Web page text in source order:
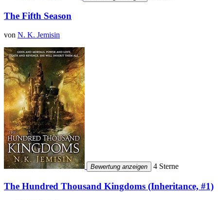
The Fifth Season
von N. K. Jemisin
Bewertung anzeigen 4 Sterne
The Hundred Thousand Kingdoms (Inheritance, #1)